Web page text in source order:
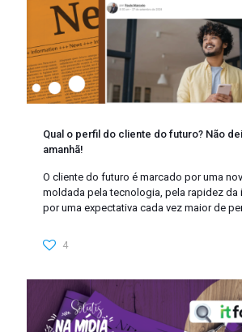
Qual o perfil do cliente do futuro? Não
amanhã!
O cliente do futuro é marcado por uma
moldada pela tecnologia, pela rapidez da
por uma expectativa cada vez maior de
4